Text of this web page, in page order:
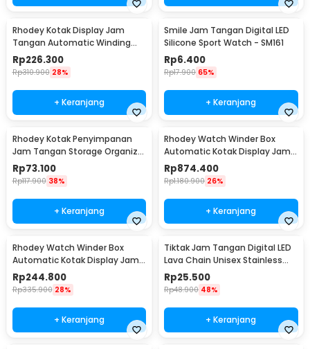
Rhodey Kotak Display Jam
Tangan Automatic Winding
Watch Box - J125F DE
Rp226.300
Rp310.900 28%
+ Keranjang
Smile Jam Tangan Digital LED
Silicone Sport Watch - SM161
Rp6.400
Rp17.900 65%
+ Keranjang
Rhodey Kotak Penyimpanan
Jam Tangan Storage Organizer
Watch Box 6 Grid - NIE6
Rp73.100
Rp117.900 38%
+ Keranjang
Rhodey Watch Winder Box
Automatic Kotak Display Jam
Tangan 4 Slot - SKW14
Rp874.400
Rp1.180.900 26%
+ Keranjang
Rhodey Watch Winder Box
Automatic Kotak Display Jam
Tangan 1 Slot - SKW14
Rp244.800
Rp335.900 28%
+ Keranjang
Tiktak Jam Tangan Digital LED
Lava Chain Unisex Stainless
Steel Strap - TK-4
Rp25.500
Rp48.900 48%
+ Keranjang